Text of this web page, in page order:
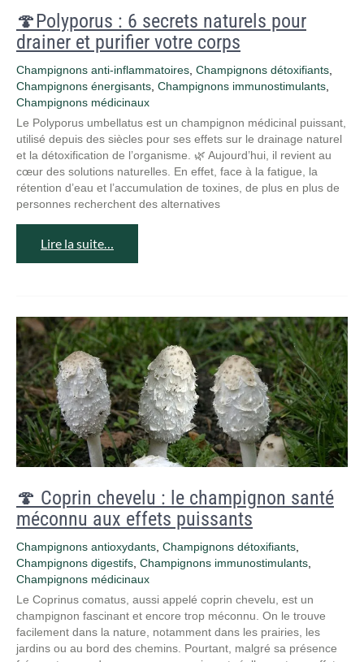
🍄Polyporus : 6 secrets naturels pour
drainer et purifier votre corps
Champignons anti-inflammatoires Champignons détoxifiants
Champignons énergisants Champignons immunostimulants
Champignons médicinaux
Le Polyporus umbellatus est un champignon médicinal puissant,
utilisé depuis des siècles pour ses effets sur le drainage naturel
et la détoxification de l’organisme. 🌿 Aujourd’hui, il revient au
cœur des solutions naturelles. En effet, face à la fatigue, la
rétention d’eau et l’accumulation de toxines, de plus en plus de
personnes recherchent des alternatives
Lire la suite…
🍄 Coprin chevelu : le champignon santé
méconnu aux effets puissants
Champignons antioxydants Champignons détoxifiants
Champignons digestifs Champignons immunostimulants
Champignons médicinaux
Le Coprinus comatus, aussi appelé coprin chevelu, est un
champignon fascinant et encore trop méconnu. On le trouve
facilement dans la nature, notamment dans les prairies, les
jardins ou au bord des chemins. Pourtant, malgré sa présence